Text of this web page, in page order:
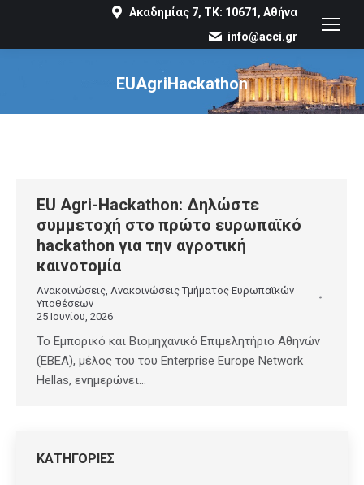
Ακαδημίας 7, ΤΚ: 10671, Αθήνα
info@acci.gr
EUAgriHackathon
You are here:
EU Agri-Hackathon: Δηλώστε
συμμετοχή στο πρώτο ευρωπαϊκό
hackathon για την αγροτική
καινοτομία
Ανακοινώσεις, Ανακοινώσεις Τμήματος Ευρωπαϊκών
Υποθέσεων
25 Ιουνίου, 2026
Το Εμπορικό και Βιομηχανικό Επιμελητήριο Αθηνών
(ΕΒΕΑ), μέλος του του Enterprise Europe Network
Hellas, ενημερώνει…
ΚΑΤΗΓΟΡΙΕΣ